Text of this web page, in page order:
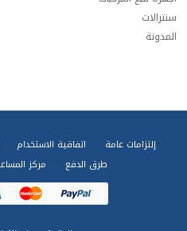
سنترالات
المدونة
إلتزامات عامة اتفاقية الاستخدام
طرق الدفع
مركز